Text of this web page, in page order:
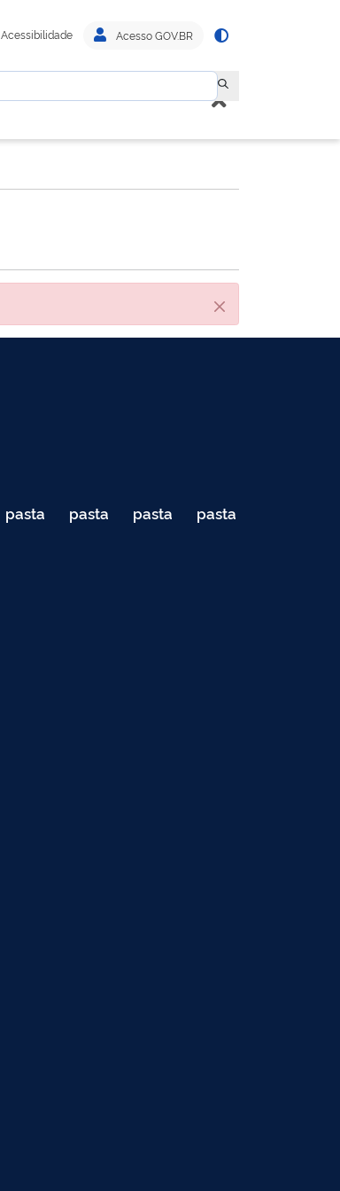
Acessibilidade Acesso GOV.BR
Sluiten
pasta
de
pasta
de
pasta
de
pasta
de